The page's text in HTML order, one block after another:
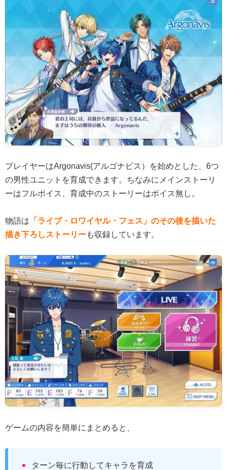
プレイヤーはArgonavis(アルゴナビス）を始めとした、6つ
の男性ユニットを育成できます。ちなみにメインストーリ
ーはフルボイス、育成中のストーリーはボイス無し。
物語は 「ライブ・ロワイヤル・フェス」のその後を描いた
描き下ろしストーリーも収録しています。
ゲームの内容を簡単にまとめると、
ターン毎に行動してキャラを育成